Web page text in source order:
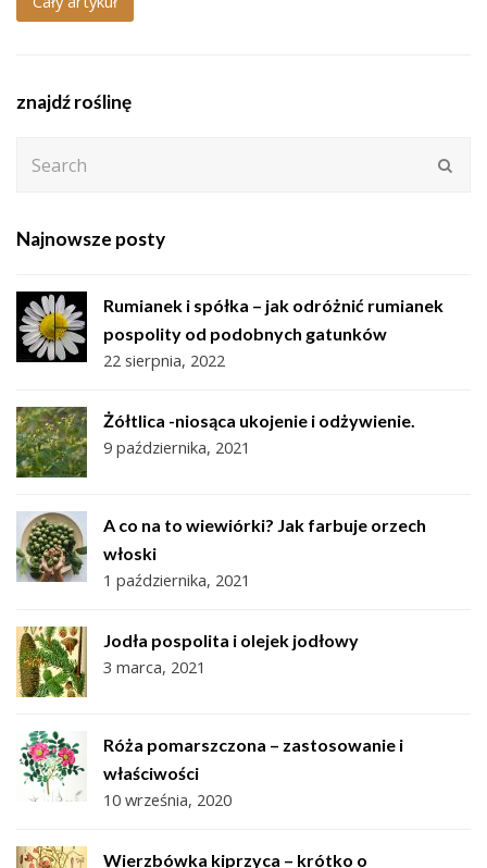
znajdź roślinę
Najnowsze posty
Rumianek i spółka – jak odróżnić rumianek
pospolity od podobnych gatunków
22 sierpnia, 2022
Żółtlica -niosąca ukojenie i odżywienie.
9 października, 2021
A co na to wiewiórki? Jak farbuje orzech
włoski
1 października, 2021
Jodła pospolita i olejek jodłowy
3 marca, 2021
Róża pomarszczona – zastosowanie i
właściwości
10 września, 2020
Wierzbówka kiprzyca – krótko o